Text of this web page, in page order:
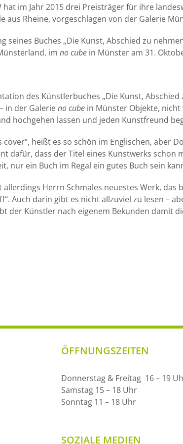
hat im Jahr 2015 drei Preisträger für ihre
aus Rheine, vorgeschlagen von der Galerie
seines Buches „Die Kunst, Abschied zu
im no cube in Münster am 31.
des Künstlerbuches „Die Kunst,
in der Galerieno cube in Münster Objekte,
hochgehen lassen und jeden Kunstfreund
cover”, heißt es so schön im Englischen, aber
dafür, dass der Titel eines Kunstwerks schon
nur ein Buch im Regal ein gutes Buch sein
allerdings Herrn Schmales neuestes Werk,
Auch darin gibt es nicht allzuviel zu lesen –
der Künstler nach eigenem Bekunden damit
ÖFFNUNGSZEITEN
Donnerstag & Freitag 16 – 19
Samstag 15 – 18 Uhr
Sonntag 11 – 18 Uhr
SOZIALE MEDIEN